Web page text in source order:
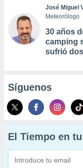
José Miguel
Meteorólogo
30 años
camping
sufrió
Síguenos
El Tiempo en tu